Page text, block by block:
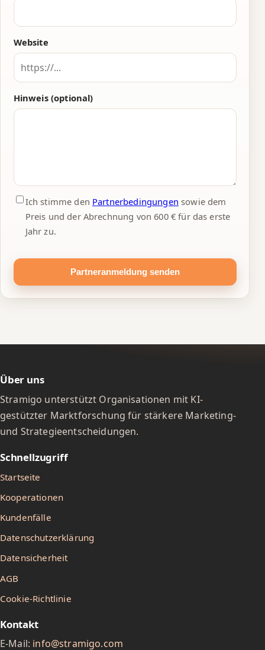
Website
Hinweis (optional)
Ich stimme den Partnerbedingungen sowie dem
Preis und der Abrechnung von 600 € für das erste
Jahr zu.
Partneranmeldung senden
Über uns
Stramigo unterstützt Organisationen mit KI-
gestützter Marktforschung für stärkere Marketing-
und Strategieentscheidungen.
Schnellzugriff
Startseite
Kooperationen
Kundenfälle
Datenschutzerklärung
Datensicherheit
AGB
Cookie-Richtlinie
Kontakt
E-Mail: info@stramigo.com